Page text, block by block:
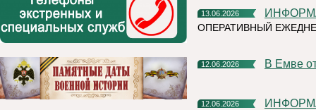
13.06.2026
ОПЕРАТИВНЫЙ
12.06.2026 В Емве
12.06.2026